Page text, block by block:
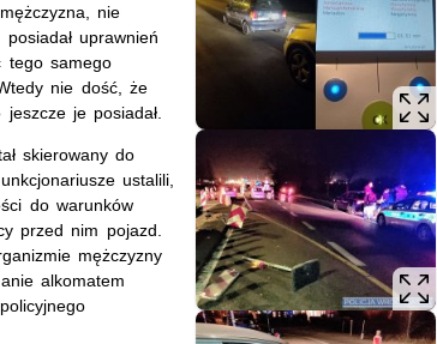
nie
uprawnień
tego samego
nie dość, że
je posiadał.
skierowany do
ustalili,
do warunków
przed nim pojazd.
mężczyzny
alkomatem